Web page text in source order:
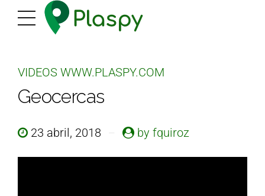
VIDEOS WWW.PLASPY.COM
Geocercas
23 abril, 2018 by fquiroz